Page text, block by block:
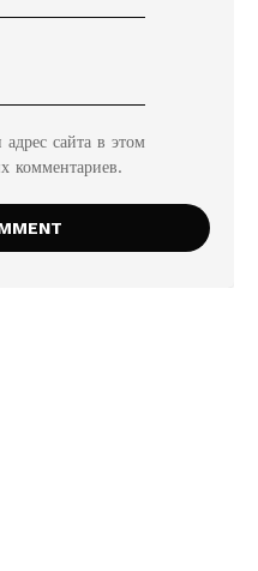
сайта в этом
комментариев.